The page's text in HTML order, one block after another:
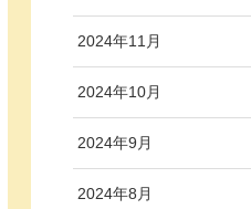
2024年11月
2024年10月
2024年9月
2024年8月